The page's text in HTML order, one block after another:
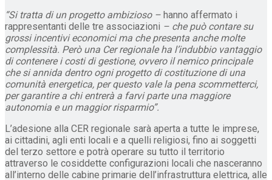
“Si tratta di un progetto ambizioso – hanno affermato i
rappresentanti delle tre associazioni – che può contare su
grossi incentivi economici ma che presenta anche molte
complessità. Però una Cer regionale ha l’indubbio vantaggio
di contenere i costi di gestione, ovvero il nemico principale
che si annida dentro ogni progetto di costituzione di una
comunità energetica, per questo vale la pena scommetterci,
per garantire a chi entrerà a farvi parte una maggiore
autonomia e un maggior risparmio”.
L’adesione alla CER regionale sarà aperta a tutte le imprese,
ai cittadini, agli enti locali e a quelli religiosi, fino ai soggetti
del terzo settore e potrà operare su tutto il territorio
attraverso le cosiddette configurazioni locali che nasceranno
all’interno delle cabine primarie dell’infrastruttura elettrica, alle